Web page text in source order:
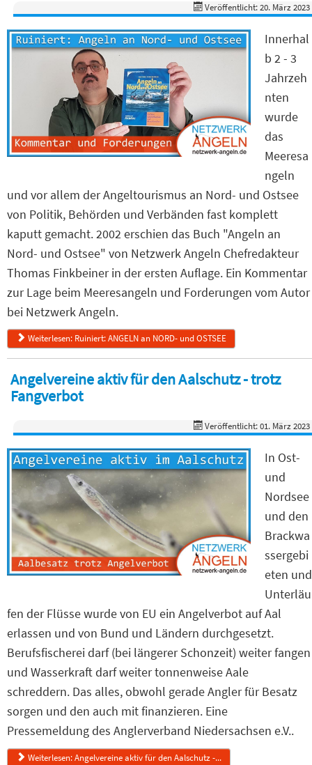
Veröffentlicht: 20. März 2023
Innerhal
b 2 - 3
Jahrzeh
nten
wurde
das
Meeresa
ngeln
und vor allem der Angeltourismus an Nord- und Ostsee
von Politik, Behörden und Verbänden fast komplett
kaputt gemacht. 2002 erschien das Buch "Angeln an
Nord- und Ostsee" von Netzwerk Angeln Chefredakteur
Thomas Finkbeiner in der ersten Auflage. Ein Kommentar
zur Lage beim Meeresangeln und Forderungen vom Autor
bei Netzwerk Angeln.
Weiterlesen: Ruiniert: ANGELN an NORD- und OSTSEE
Angelvereine aktiv für den Aalschutz - trotz
Fangverbot
Veröffentlicht: 01. März 2023
In Ost-
und
Nordsee
und den
Brackwa
ssergebi
eten und
Unterläu
fen der Flüsse wurde von EU ein Angelverbot auf Aal
erlassen und von Bund und Ländern durchgesetzt.
Berufsfischerei darf (bei längerer Schonzeit) weiter fangen
und Wasserkraft darf weiter tonnenweise Aale
schreddern. Das alles, obwohl gerade Angler für Besatz
sorgen und den auch mit finanzieren. Eine
Pressemeldung des Anglerverband Niedersachsen e.V..
Weiterlesen: Angelvereine aktiv für den Aalschutz -...